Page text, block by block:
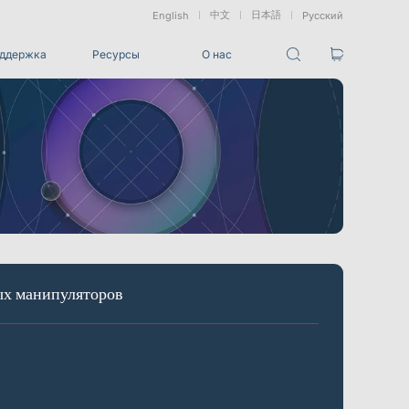
English 中文 日本語 Русский
Морские &
Подводные
Приложения
Медицинские
Роботы
визуальных эффектов (VFX), 3D-анимации и захвата
маркеров
Пакеты
Пакет отслеживания VRT
Ресурсы О нас
манипуляторов